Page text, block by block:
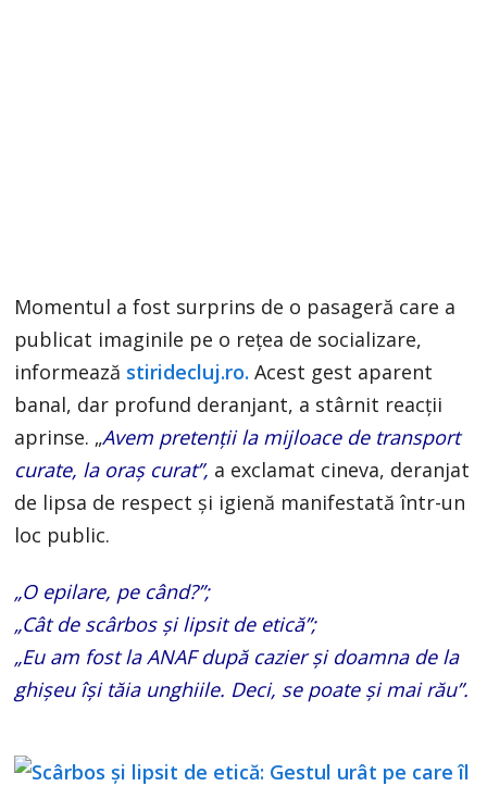
Momentul a fost surprins de o pasageră care a
publicat imaginile pe o rețea de socializare,
informează stiridecluj.ro. Acest gest aparent
banal, dar profund deranjant, a stârnit reacții
aprinse. „Avem pretenții la mijloace de transport
curate, la oraș curat”, a exclamat cineva, deranjat
de lipsa de respect și igienă manifestată într-un
loc public.
„O epilare, pe când?”;
„Cât de scârbos și lipsit de etică”;
„Eu am fost la ANAF după cazier și doamna de la
ghișeu își tăia unghiile. Deci, se poate și mai rău”.